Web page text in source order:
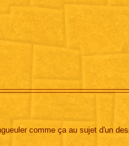
comme ça au sujet d'un